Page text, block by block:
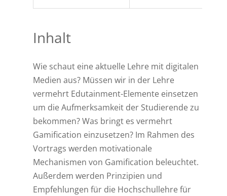
Inhalt
Wie schaut eine aktuelle Lehre mit digitalen
Medien aus? Müssen wir in der Lehre
vermehrt Edutainment-Elemente einsetzen
um die Aufmerksamkeit der Studierende zu
bekommen? Was bringt es vermehrt
Gamification einzusetzen? Im Rahmen des
Vortrags werden motivationale
Mechanismen von Gamification beleuchtet.
Außerdem werden Prinzipien und
Empfehlungen für die Hochschullehre für